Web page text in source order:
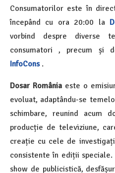
Consumatorilor este în
începând cu ora 20:00 la
vorbind despre diverse
consumatori , precum și
InfoCons .
Dosar România este o
evoluat, adaptându-se
schimbare, reunind acum
producție de televiziune,
creație cu cele de
consistente în ediții
show de publicistică,